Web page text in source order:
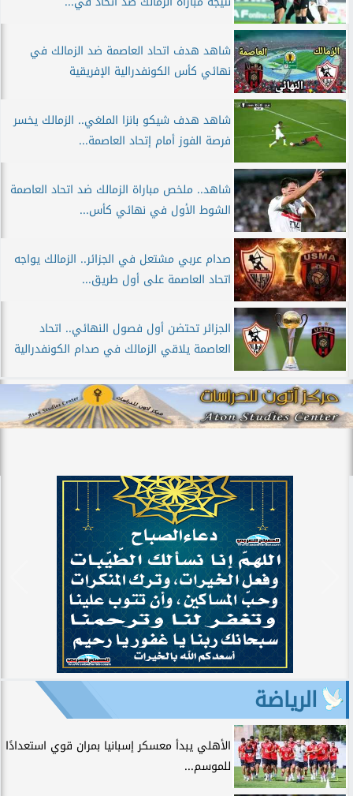
شاهد هدف اتحاد العاصمة ضد الزمالك في
نهائي كأس الكونفدرالية الإفريقية
شاهد هدف شيكو بانزا الملغي.. الزمالك يخسر
فرصة الفوز أمام إتحاد العاصمة...
شاهد.. ملخص مباراة الزمالك ضد اتحاد العاصمة
الشوط الأول في نهائي كأس...
صدام عربي مشتعل في الجزائر.. الزمالك يواجه
اتحاد العاصمة على أول طريق...
الجزائر تحتضن أول فصول النهائي.. اتحاد
العاصمة يلاقي الزمالك في صدام الكونفدرالية
الرياضة
الأهلي يبدأ معسكر إسبانيا بمران قوي استعدادًا
للموسم...